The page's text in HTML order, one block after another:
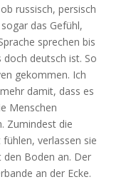
russisch, persisch
das Gefühl,
sprechen bis
deutsch ist. So
gekommen. Ich
damit, dass es
Menschen
Zumindest die
verlassen sie
Boden an. Der
an der Ecke.